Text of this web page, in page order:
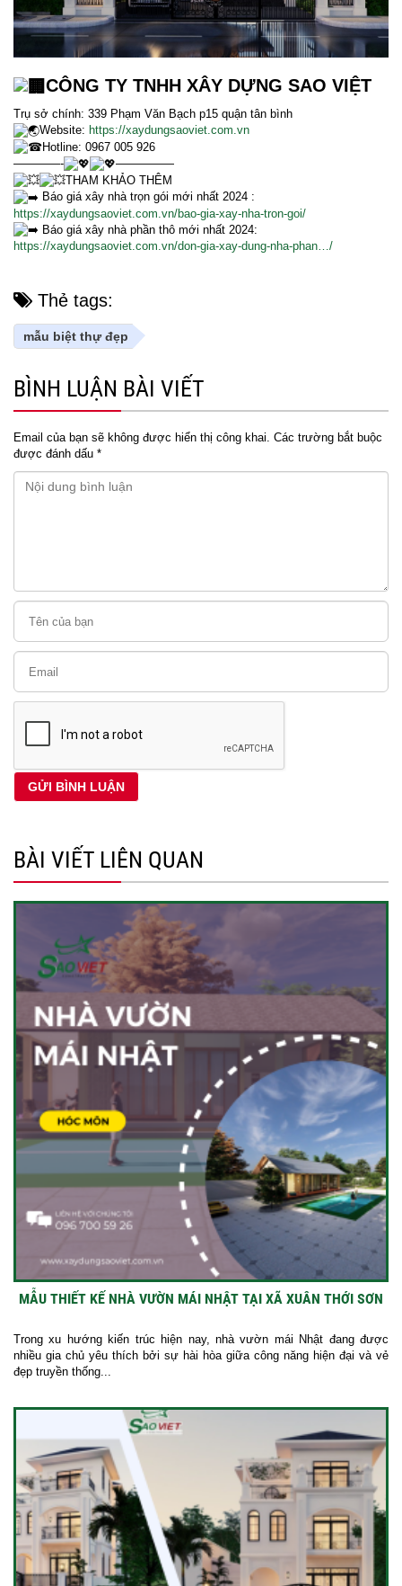
CÔNG TY TNHH XÂY DỰNG SAO VIỆT
Trụ sở chính: 339 Phạm Văn Bạch p15 quận tân bình
Website: https://xaydungsaoviet.com.vn
Hotline: 0967 005 926
————-
—————
THAM KHẢO THÊM
Báo giá xây nhà trọn gói mới nhất 2024 :
https://xaydungsaoviet.com.vn/bao-gia-xay-nha-tron-goi/
Báo giá xây nhà phần thô mới nhất 2024:
https://xaydungsaoviet.com.vn/don-gia-xay-dung-nha-phan…/
Thẻ tags:
mẫu biệt thự đẹp
BÌNH LUẬN BÀI VIẾT
Email của bạn sẽ không được hiển thị công khai. Các trường bắt buộc
được đánh dấu *
BÀI VIẾT LIÊN QUAN
MẪU THIẾT KẾ NHÀ VƯỜN MÁI NHẬT TẠI XÃ XUÂN THỚI SƠN
Trong xu hướng kiến trúc hiện nay, nhà vườn mái Nhật đang được
nhiều gia chủ yêu thích bởi sự hài hòa giữa công năng hiện đại và vẻ
đẹp truyền thống...